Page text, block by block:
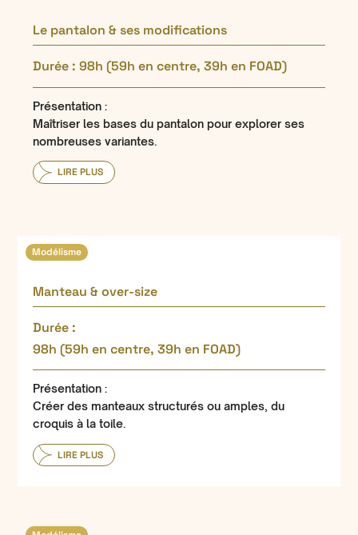
Le pantalon & ses modifications
Durée : 98h (59h en centre, 39h en FOAD)
Présentation :
Maîtriser les bases du pantalon pour explorer ses
nombreuses variantes.
LIRE PLUS
Manteau & over-size
Durée :
98h (59h en centre, 39h en FOAD)
Présentation :
Créer des manteaux structurés ou amples, du
croquis à la toile.
LIRE PLUS
Modélisme